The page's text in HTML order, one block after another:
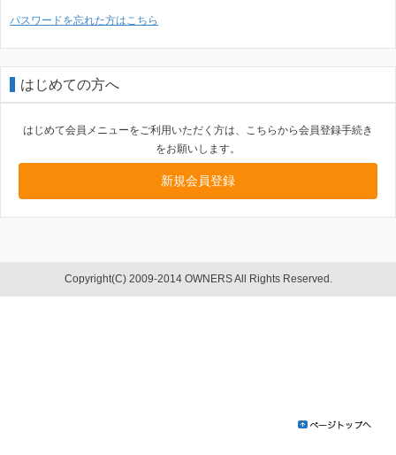
パスワードを忘れた方はこちら
はじめての方へ
はじめて会員メニューをご利用いただく方は、こちらから会員登録手続き
をお願いします。
新規会員登録
Copyright(C) 2009-2014 OWNERS All Rights Reserved.